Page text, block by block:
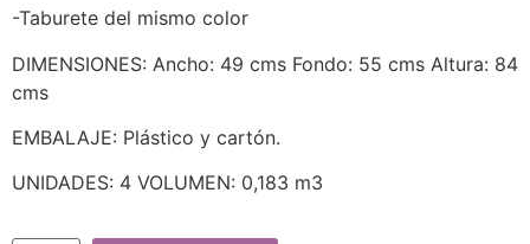
-Taburete del mismo color
DIMENSIONES: Ancho: 49 cms Fondo: 55 cms Altura: 84
cms
EMBALAJE: Plástico y cartón.
UNIDADES: 4 VOLUMEN: 0,183 m3